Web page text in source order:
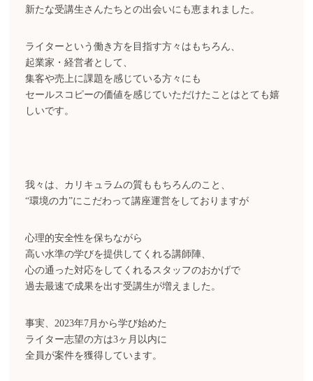
新たな受講生さんたちとの出会いにも恵まれました。
ライターという働き方を目指す方々はもちろん、
起業家・経営者として、
集客や売上に課題を感じている方々にも
セールスコピーの価値を感じていただけたことはとても嬉
しいです。
我々は、カリキュラムの質ももちろんのこと、
“環境の力”にこだわって講座運営をしておりますが
心理的安全性を保ちながら
高い水準の学びを提供してくれる講師陣、
心の通った対応をしてくれるスタッフのおかげで
過去最速で成果を出す受講生が増えました。
事実、2023年7月から学び始めた
ライター志望の方は3ヶ月以内に
全員が案件を獲得しています。